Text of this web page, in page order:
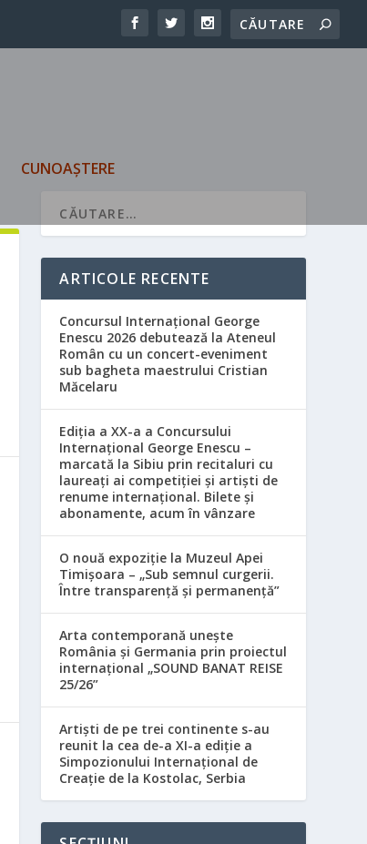
CUNOAȘTERE
ARTICOLE RECENTE
Concursul Internațional George
Enescu 2026 debutează la Ateneul
Român cu un concert-eveniment
sub bagheta maestrului Cristian
Măcelaru
Ediția a XX-a a Concursului
Internațional George Enescu –
marcată la Sibiu prin recitaluri cu
laureați ai competiției și artiști de
renume internațional. Bilete și
abonamente, acum în vânzare
O nouă expoziție la Muzeul Apei
Timișoara – „Sub semnul curgerii.
Între transparență și permanență”
Arta contemporană unește
România și Germania prin proiectul
internațional „SOUND BANAT REISE
25/26”
Artiști de pe trei continente s-au
reunit la cea de-a XI-a ediție a
Simpozionului Internațional de
Creație de la Kostolac, Serbia